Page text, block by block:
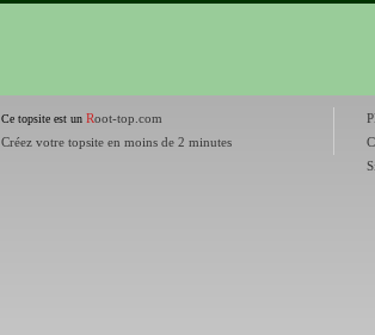
Ce topsite est un Root-top.com
Créez votre topsite en moins de 2 minutes